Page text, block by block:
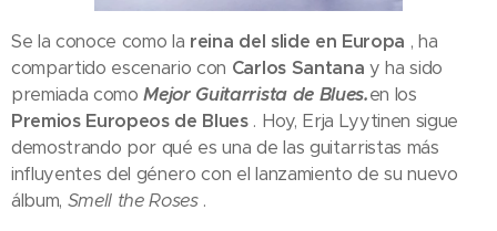
Se la conoce como la reina del slide en Europa , ha
compartido escenario con Carlos Santana y ha sido
premiada comoMejor Guitarrista de Blues.en los
Premios Europeos de Blues. Hoy, Erja Lyytinen sigue
demostrando por qué es una de las guitarristas más
influyentes del género con el lanzamiento de su nuevo
álbum, Smell the Roses.